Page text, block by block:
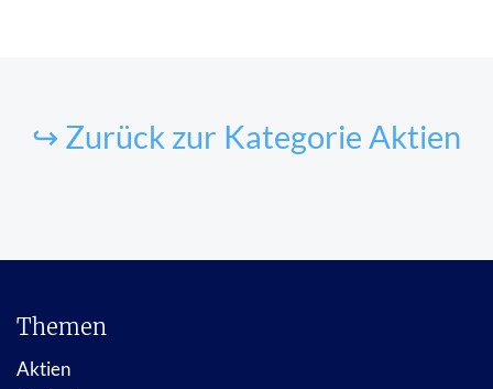
↪ Zurück zur Kategorie Aktien
Themen
Aktien